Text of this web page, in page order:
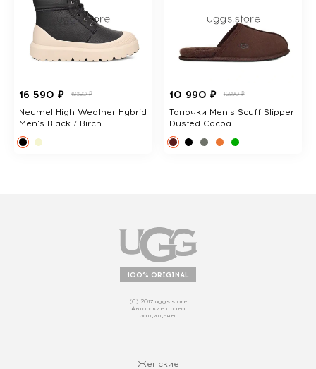
16 590 ₽ 18380 ₽
Neumel High Weather Hybrid
Men's Black / Birch
10 990 ₽ 12890 ₽
Тапочки Men's Scuff Slipper
Dusted Cocoa
100% ORIGINAL
(С) 2017 uggs.store
Авторские права
защищены
Женские